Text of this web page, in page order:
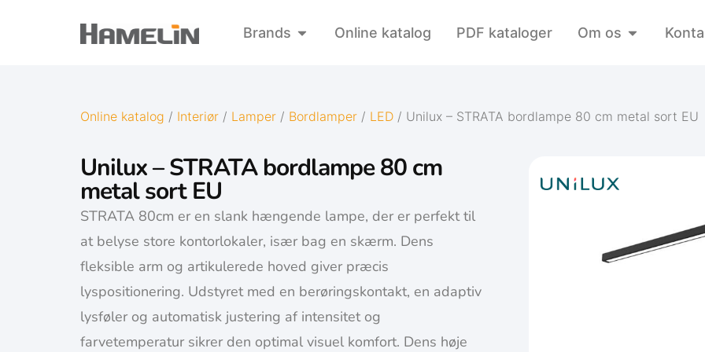
Brands Online katalog PDF kataloger Om os
Online katalog / Interiør / Lamper / Bordlamper / LED / Unilux – STRATA bordlampe 80 cm metal sort EU
Unilux – STRATA bordlampe 80 cm
metal sort EU
STRATA 80cm er en slank hængende lampe, der er perfekt til
at belyse store kontorlokaler, især bag en skærm. Dens
fleksible arm og artikulerede hoved giver præcis
lyspositionering. Udstyret med en berøringskontakt, en adaptiv
lysføler og automatisk justering af intensitet og
farvetemperatur sikrer den optimal visuel komfort. Dens høje